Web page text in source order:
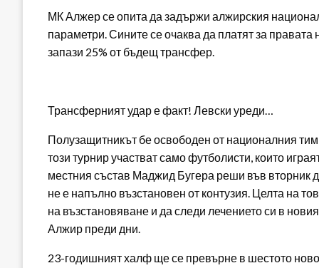
МК Алжер се опита да задържи алжирския
параметри. Сините се очаква да платят за
запази 25% от бъдещ трансфер.
Трансферният удар е факт! Левски уреди…
Полузащитникът бе освободен от националния
този турнир участват само футболисти, които
местния състав Маджид Бугера реши във вторник
не е напълно възстановен от контузия. Целта на
на възстановяване и да следи лечението си в
Алжир преди дни.
23-годишният халф ще се превърне в шестото